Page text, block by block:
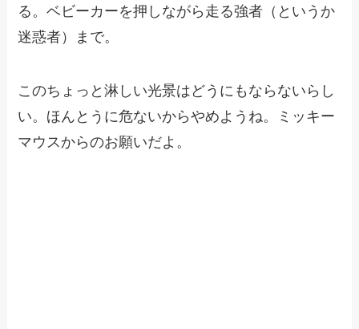
る。ベビーカーを押しながら走る強者（というか
迷惑者）まで。
このちょっと淋しい光景はどうにもならないらし
い。ほんとうに危ないからやめようね。ミッキー
マウスからのお願いだよ。